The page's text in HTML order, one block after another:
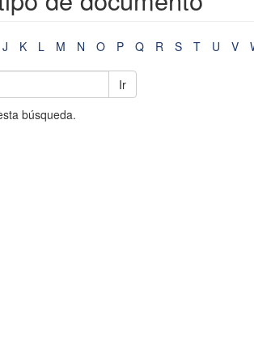
J K L M N O P Q R S T U V
Ir
búsqueda.